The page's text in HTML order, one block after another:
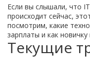
Если вы слышали, что
происходит сейчас,
посмотрим, какие
зарплаты и как
Текущие